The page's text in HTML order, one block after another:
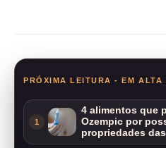
PRÓXIMA LEITURA - EM ALTA
1
4 alimentos que
Ozempic por
propriedades